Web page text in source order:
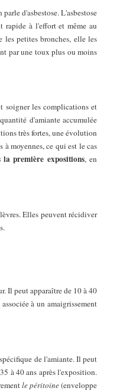
d'asbestose. L'asbestose
rapide à l'effort et même au
les petites bronches, elle les
par une toux plus ou moins
soigner les complications et
d'amiante accumulée
très fortes, une évolution
moyennes, ce qui est le cas
la première expositions, en
Elles peuvent récidiver
Il peut apparaître de 10 à 40
à un amaigrissement
de l'amiante. Il peut
à 40 ans après l'exposition.
le péritoine(enveloppe